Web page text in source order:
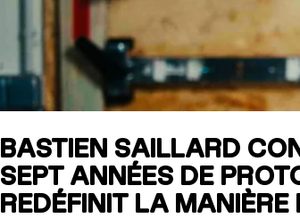
BASTIEN SAILLARD
SEPT ANNÉES DE
REDÉFINIT LA